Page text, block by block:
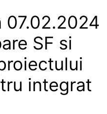
07.02.2024
SF si
integrat